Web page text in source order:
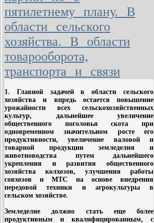
Одновременно и организовать
революцию, и отражать
контрреволюционные лавины на
всех границах, со всех сторон света,
и переделывать бывшую
российскую империю,
невежественную земледельческую
страну (80% крестьян, 70%
неграмотных), разоренную,
измученную, окровавленную
бывшую империю - в великое
государство с социалистическим
строем (единственным в своем роде,
отличным от всех) и передовой
экономикой (не менее и даже более
мощной, чем в других странах).
систематического повышения реальной
заработной платы рабочих и служащих и
повышения доходов крестьян. Повысить
реальную заработную плату рабочих и
служащих, с учетом снижения розничных цен,
не менее чем на 35 процентов.
Определить рост государственных
рабочих и служащих в течение пятилетия,
1950 годом.
На основе увеличения производительности
труда колхозников, роста колхозного
производства, увеличения продукции
земледелия и животноводства повысить
денежные и натуральные доходы колхозников
(в денежном выражении) не менее чем на 40
процентов.
3. Для дальнейшего улучшения жилищных
условий рабочих и служащих всемерно
расширять жилищное строительство.
Предусмотреть в пятилетнем плане широкую
строительства, увеличив капитальные
вложения на эти цели, примерно, в 2 раза по
пятилетнему плану. В
области сельского
хозяйства. В области
товарооборота,
транспорта и связи
1. Главной задачей в области сельского
хозяйства и впредь остается повышение
урожайности всех сельскохозяйственных
культур, дальнейшее увеличение
общественного поголовья скота при
одновременном значительном росте его
продуктивности, увеличение валовой и
товарной продукции земледелия и
животноводства путем дальнейшего
укрепления и развития общественного
хозяйства колхозов, улучшения работы
совхозов и МТС на основе внедрения
передовой техники и агрокультуры в
сельском хозяйстве.
Земледелие должно стать еще более
продуктивным и квалифицированным, с